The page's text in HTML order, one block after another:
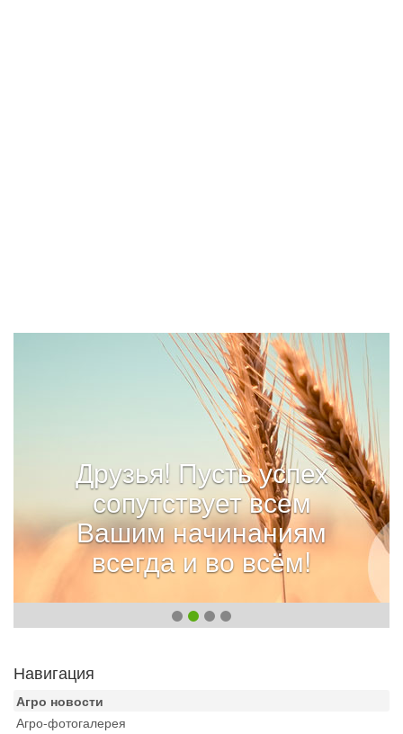
Друзья! Пусть успех
сопутствует всем
Вашим начинаниям
всегда и во всём!
Навигация
Агро новости
Агро-фотогалерея